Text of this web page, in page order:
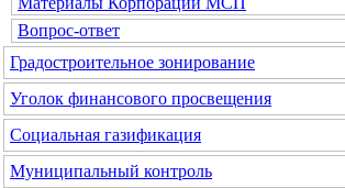
Вопрос-ответ
Градостроительное зонирование
Уголок финансового просвещения
Социальная газификация
Муниципальный контроль